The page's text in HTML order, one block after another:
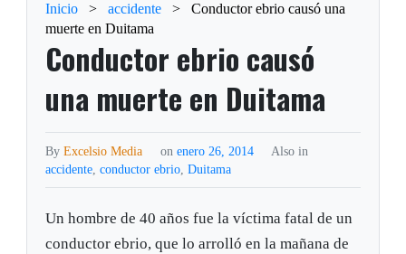
Inicio > accidente >
Conductor ebrio causó una
muerte en Duitama
Conductor ebrio causó
una muerte en Duitama
ByExcelsio Media on enero 26, 2014
Also in
accidente,conductor ebrio,Duitama
Un hombre de 40 años fue la víctima fatal de un
conductor ebrio, que lo arrolló en la mañana de